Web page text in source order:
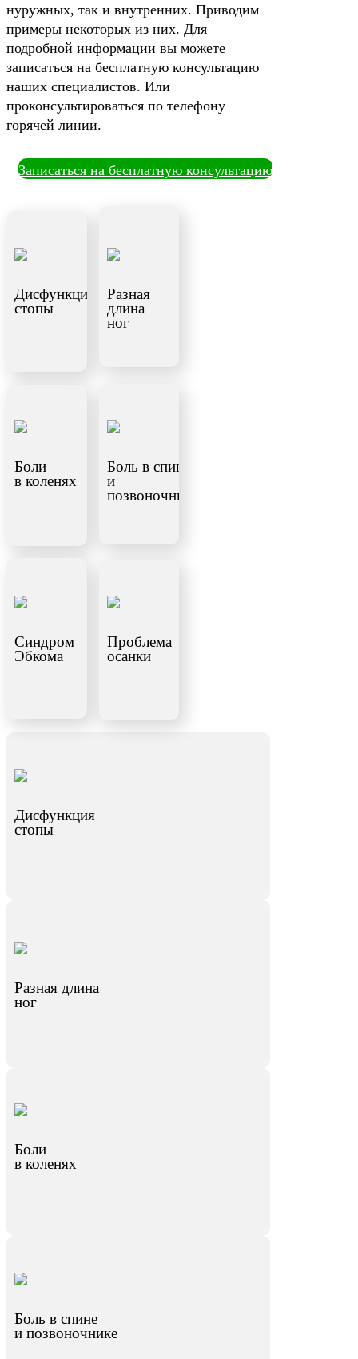
нуружных, так и внутренних. Приводим
примеры некоторых из них. Для
подробной информации вы можете
записаться на бесплатную консультацию
наших специалистов. Или
проконсультироваться по телефону
горячей линии.
Записаться на бесплатную консультацию
Дисфункция
стопы
Разная
длина
ног
Боли
в коленях
Боль в спине
и
позвоночнике
Синдром
Эбкома
Проблема
осанки
Дисфункция
стопы
Разная длина
ног
Боли
в коленях
Боль в спине
и позвоночнике